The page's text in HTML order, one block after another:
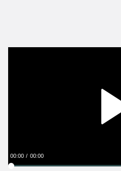
00:00 00:00